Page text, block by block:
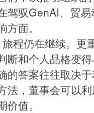
驾驭GenAI、贸
面。
程仍在继续。更
断和个人品格变
的答案往往取决
法，董事会可以
值。